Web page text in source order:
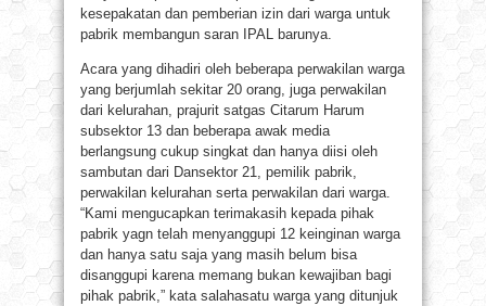
kesepakatan dan pemberian izin dari warga untuk
pabrik membangun saran IPAL barunya.
Acara yang dihadiri oleh beberapa perwakilan warga
yang berjumlah sekitar 20 orang, juga perwakilan
dari kelurahan, prajurit satgas Citarum Harum
subsektor 13 dan beberapa awak media
berlangsung cukup singkat dan hanya diisi oleh
sambutan dari Dansektor 21, pemilik pabrik,
perwakilan kelurahan serta perwakilan dari warga.
“Kami mengucapkan terimakasih kepada pihak
pabrik yagn telah menyanggupi 12 keinginan warga
dan hanya satu saja yang masih belum bisa
disanggupi karena memang bukan kewajiban bagi
pihak pabrik,” kata salahasatu warga yang ditunjuk